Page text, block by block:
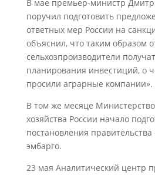
В мае премьер-министр
поручил подготовить
ответных мер России на
объяснил, что таким образом
сельхозпроизводители
планирования инвестиций, о
просили аграрные компании».
В том же месяце Министерство
хозяйства России начало
постановления
эмбарго.
23 мая Аналитический центр